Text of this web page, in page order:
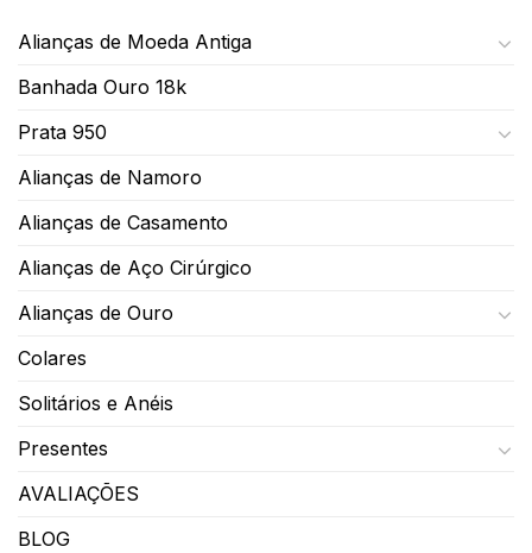
Alianças de Moeda Antiga
Banhada Ouro 18k
Prata 950
Alianças de Namoro
Alianças de Casamento
Alianças de Aço Cirúrgico
Alianças de Ouro
Colares
Solitários e Anéis
Presentes
AVALIAÇÕES
BLOG